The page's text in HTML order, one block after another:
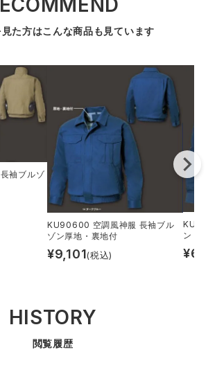
た方はこんな商品も見ています
袖ブルゾ
KU90600 空調風神服 長袖ブル
ゾン厚地・裏地付
¥9,101(税込)
ン 交
¥
HISTORY
閲覧履歴